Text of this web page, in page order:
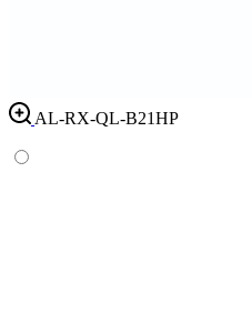
AL-RX-QL-B21HP